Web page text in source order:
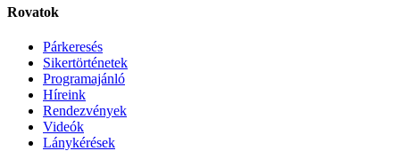
Rovatok
Párkeresés
Sikertörténetek
Programajánló
Híreink
Rendezvények
Videók
Lánykérések